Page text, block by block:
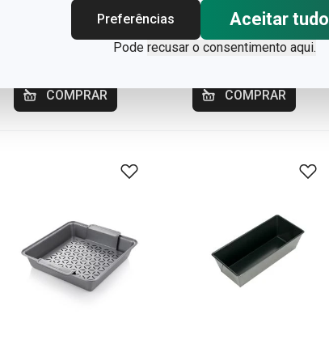
Preferências
Aceitar tudo
Pode recusar o consentimento aqui.
€ 17,90
COMPRAR
€ 21,90
COMPRAR